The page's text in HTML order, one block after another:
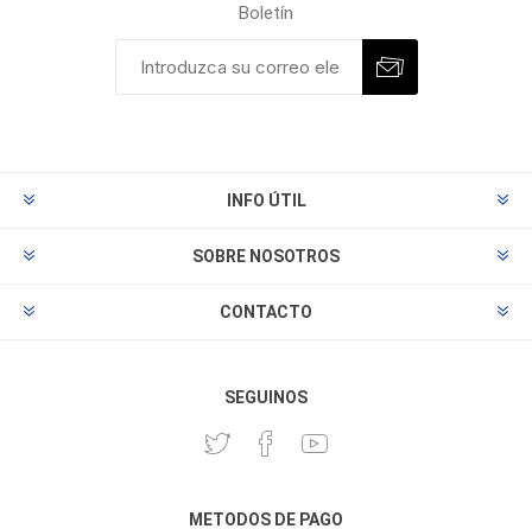
Boletín
INFO ÚTIL
SOBRE NOSOTROS
CONTACTO
SEGUINOS
METODOS DE PAGO